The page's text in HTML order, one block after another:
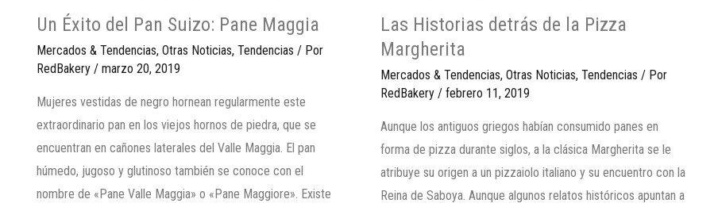
Un Éxito del Pan Suizo: Pane Maggia
Mercados & Tendencias, Otras Noticias, Tendencias / Por
RedBakery / marzo 20, 2019
Mujeres vestidas de negro hornean regularmente este
extraordinario pan en los viejos hornos de piedra, que se
encuentran en cañones laterales del Valle Maggia. El pan
húmedo, jugoso y glutinoso también se conoce con el
nombre de «Pane Valle Maggia» o «Pane Maggiore». Existe
Las Historias detrás de la Pizza
Margherita
Mercados & Tendencias,Otras Noticias,Tendencias / Por
RedBakery /febrero 11, 2019
Aunque los antiguos griegos habían consumido panes en
forma de pizza durante siglos, a la clásica Margherita se le
atribuye su origen a un pizzaiolo italiano y su encuentro con la
Reina de Saboya. Aunque algunos relatos históricos apuntan a